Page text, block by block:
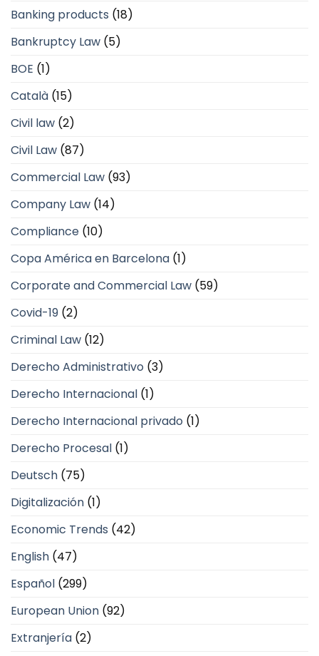
Banking products (18)
Bankruptcy Law (5)
BOE (1)
Català (15)
Civil law (2)
Civil Law (87)
Commercial Law (93)
Company Law (14)
Compliance (10)
Copa América en Barcelona (1)
Corporate and Commercial Law (59)
Covid-19 (2)
Criminal Law (12)
Derecho Administrativo (3)
Derecho Internacional (1)
Derecho Internacional privado (1)
Derecho Procesal (1)
Deutsch (75)
Digitalización (1)
Economic Trends (42)
English (47)
Español (299)
European Union (92)
Extranjería (2)